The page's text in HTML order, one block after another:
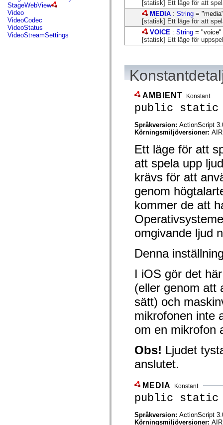
flash.permissions
flash.printing
flash.profiler
flash.sampler
flash.security
mx.automation.delegates.advancedDataGrid
mx.automation.delegates.controls.dataGridClasses
mx.automation.delegates.controls.fileSystemClasses
StageWebView
Video
VideoCodec
VideoStatus
VideoStreamSettings
[statisk] Ett läge för att
MEDIA : String =
[statisk] Ett läge för att
VOICE : String = "voice"
[statisk] Ett läge för
AMBIENT Konstant
public static
Språkversion: ActionScript
Körningsmiljöversioner:
Ett läge för att
att spela upp
krävs för att
genom
kommer de att
omgivande ljud
Denna
I iOS gör det
(eller genom att
sätt) och
mikrofonen inte
om en mikrofon
Obs! Ljudet
anslutet.
MEDIA Konstant
public static
Språkversion: ActionScript
Körningsmiljöversioner: